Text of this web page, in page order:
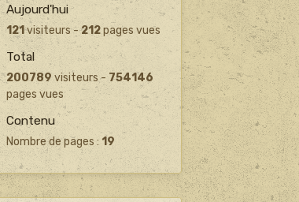
Aujourd'hui
121visiteurs -212pages vues
Total
200789visiteurs -754146
pages vues
Contenu
Nombre de pages : 19